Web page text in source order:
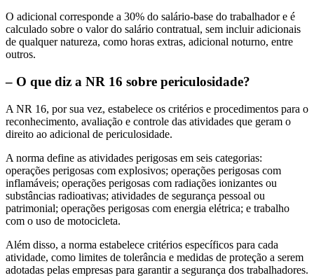
O adicional corresponde a 30% do salário-base do trabalhador e é
calculado sobre o valor do salário contratual, sem incluir adicionais
de qualquer natureza, como horas extras, adicional noturno, entre
outros.
– O que diz a NR 16 sobre periculosidade?
A NR 16, por sua vez, estabelece os critérios e procedimentos para o
reconhecimento, avaliação e controle das atividades que geram o
direito ao adicional de periculosidade.
A norma define as atividades perigosas em seis categorias:
operações perigosas com explosivos; operações perigosas com
inflamáveis; operações perigosas com radiações ionizantes ou
substâncias radioativas; atividades de segurança pessoal ou
patrimonial; operações perigosas com energia elétrica; e trabalho
com o uso de motocicleta.
Além disso, a norma estabelece critérios específicos para cada
atividade, como limites de tolerância e medidas de proteção a serem
adotadas pelas empresas para garantir a segurança dos trabalhadores.